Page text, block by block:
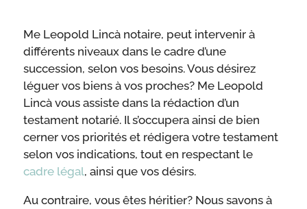
Me Leopold Lincà notaire, peut intervenir à
différents niveaux dans le cadre d’une
succession, selon vos besoins. Vous désirez
léguer vos biens à vos proches? Me Leopold
Lincà vous assiste dans la rédaction d’un
testament notarié. Il s’occupera ainsi de bien
cerner vos priorités et rédigera votre testament
selon vos indications, tout en respectant le
cadre légal, ainsi que vos désirs.
Au contraire, vous êtes héritier? Nous savons à